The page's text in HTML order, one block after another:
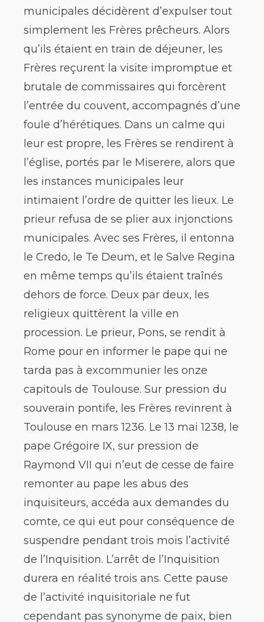
municipales décidèrent d’expulser tout
simplement les Frères prêcheurs. Alors
qu’ils étaient en train de déjeuner, les
Frères reçurent la visite impromptue et
brutale de commissaires qui forcèrent
l’entrée du couvent, accompagnés d’une
foule d’hérétiques. Dans un calme qui
leur est propre, les Frères se rendirent à
l’église, portés par le Miserere, alors que
les instances municipales leur
intimaient l’ordre de quitter les lieux. Le
prieur refusa de se plier aux injonctions
municipales. Avec ses Frères, il entonna
le Credo, le Te Deum, et le Salve Regina
en même temps qu’ils étaient traînés
dehors de force. Deux par deux, les
religieux quittèrent la ville en
procession. Le prieur, Pons, se rendit à
Rome pour en informer le pape qui ne
tarda pas à excommunier les onze
capitouls de Toulouse. Sur pression du
souverain pontife, les Frères revinrent à
Toulouse en mars 1236. Le 13 mai 1238, le
pape Grégoire IX, sur pression de
Raymond VII qui n’eut de cesse de faire
remonter au pape les abus des
inquisiteurs, accéda aux demandes du
comte, ce qui eut pour conséquence de
suspendre pendant trois mois l’activité
de l’Inquisition. L’arrêt de l’Inquisition
durera en réalité trois ans. Cette pause
de l’activité inquisitoriale ne fut
cependant pas synonyme de paix, bien